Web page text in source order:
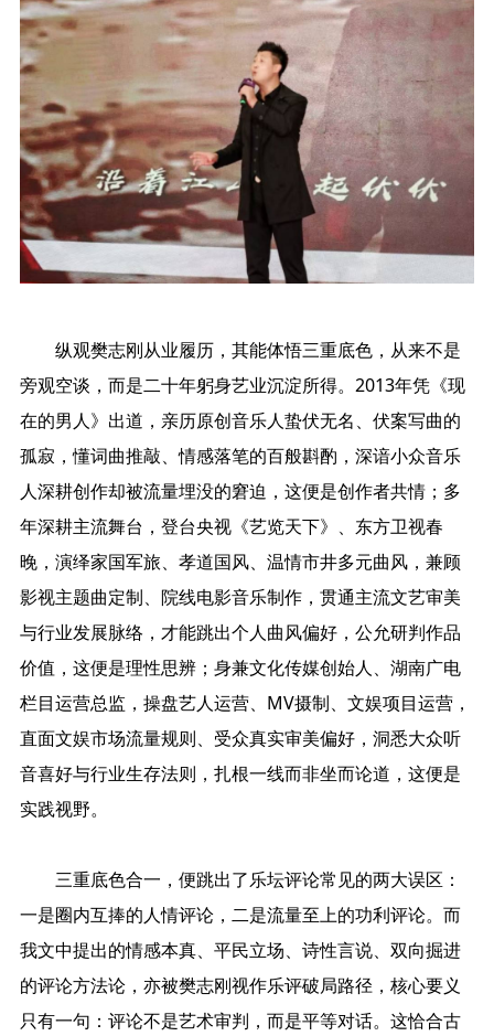
纵观樊志刚从业履历，其能体悟三重底色，从来不是
旁观空谈，而是二十年躬身艺业沉淀所得。2013年凭《现
在的男人》出道，亲历原创音乐人蛰伏无名、伏案写曲的
孤寂，懂词曲推敲、情感落笔的百般斟酌，深谙小众音乐
人深耕创作却被流量埋没的窘迫，这便是创作者共情；多
年深耕主流舞台，登台央视《艺览天下》、东方卫视春
晚，演绎家国军旅、孝道国风、温情市井多元曲风，兼顾
影视主题曲定制、院线电影音乐制作，贯通主流文艺审美
与行业发展脉络，才能跳出个人曲风偏好，公允研判作品
价值，这便是理性思辨；身兼文化传媒创始人、湖南广电
栏目运营总监，操盘艺人运营、MV摄制、文娱项目运营，
直面文娱市场流量规则、受众真实审美偏好，洞悉大众听
音喜好与行业生存法则，扎根一线而非坐而论道，这便是
实践视野。
三重底色合一，便跳出了乐坛评论常见的两大误区：
一是圈内互捧的人情评论，二是流量至上的功利评论。而
我文中提出的情感本真、平民立场、诗性言说、双向掘进
的评论方法论，亦被樊志刚视作乐评破局路径，核心要义
只有一句：评论不是艺术审判，而是平等对话。这恰合古